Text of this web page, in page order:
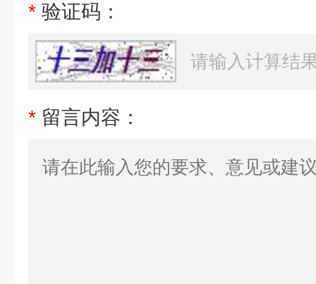
* 验证码：
* 留言内容：